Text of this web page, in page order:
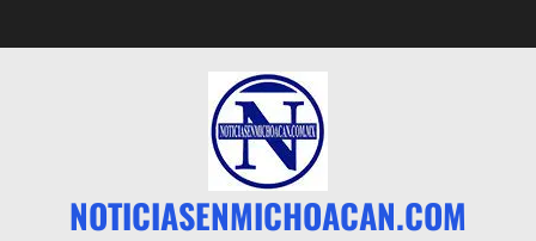
al
NOTICIASENMICHOACAN.COM